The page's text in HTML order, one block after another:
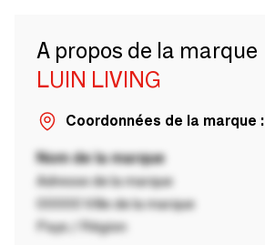
A propos de la marque
LUIN LIVING
Coordonnées de la marque :
Nom de la marque
Adresse de la marque
00000 Ville de la marque
Pays / Région